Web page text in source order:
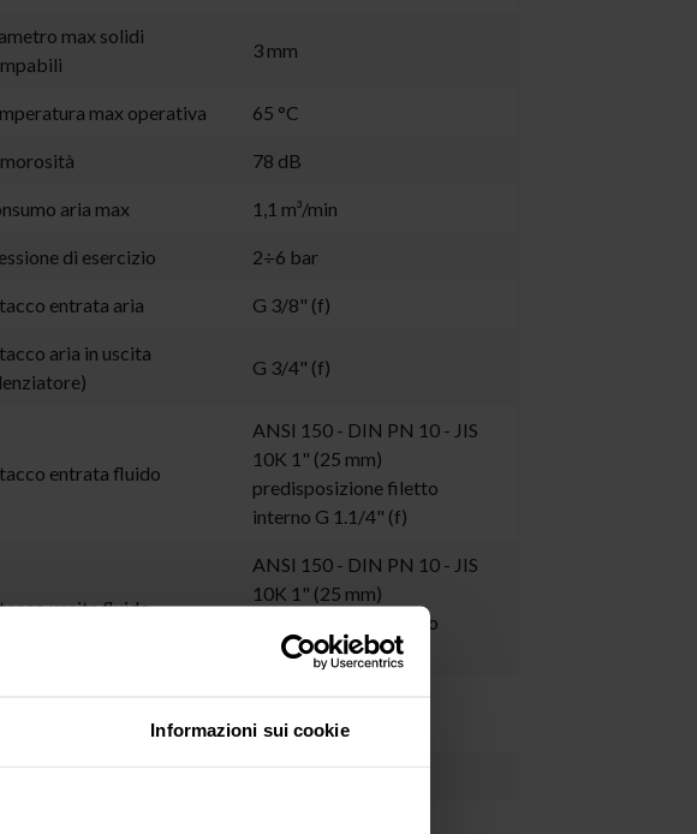
Informazioni sui cookie
max solidi
3 mm
max operativa 65 °C
78 dB
aria max 1,1 m³/min
di esercizio 2÷6 bar
entrata aria G 3/8" (f)
aria in uscita
G 3/4" (f)
entrata fluido
ANSI 150 - DIN PN 10 - JIS
10K 1" (25 mm)
predisposizione filetto
interno G 1.1/4" (f)
uscita fluido
ANSI 150 - DIN PN 10 - JIS
10K 1" (25 mm)
predisposizione filetto
interno G 1.1/4" (f)